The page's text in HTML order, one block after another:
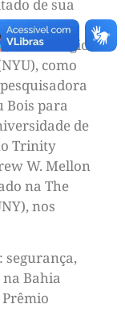
de sua
na
com estágio
como
Bois para
de
Trinity
W. Mellon
na The
nos
segurança,
Bahia